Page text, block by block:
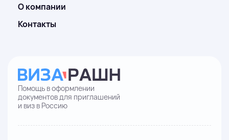
О компании
Контакты
Помощь в оформлении
документов для приглашений
и виз в Россию